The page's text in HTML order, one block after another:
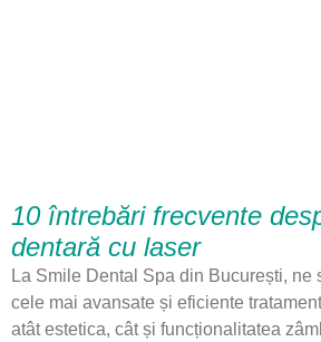
10 întrebări frecvente
dentară cu laser
La Smile Dental Spa din București, ne
cele mai avansate și eficiente
atât estetica, cât și funcționalitatea